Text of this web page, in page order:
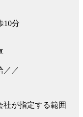
10分
／／
が指定する範囲